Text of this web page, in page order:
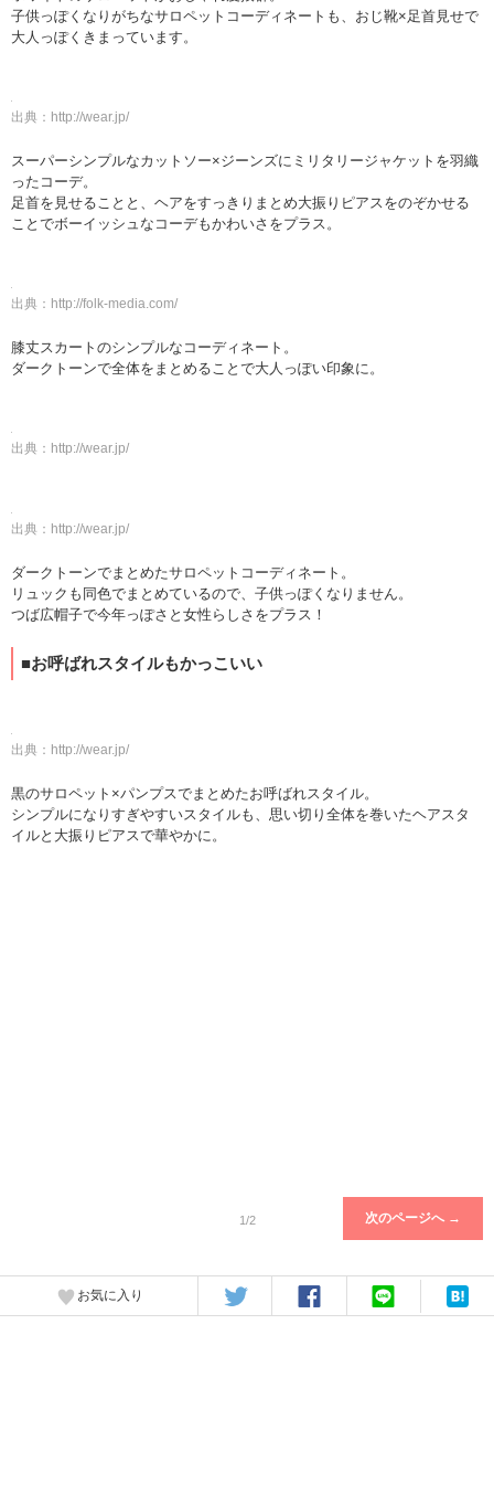
子供っぽくなりがちなサロペットコーディネートも、おじ靴×足首見せで
大人っぽくきまっています。
出典： http://wear.jp/
スーパーシンプルなカットソー×ジーンズにミリタリージャケットを羽織
ったコーデ。
足首を見せることと、ヘアをすっきりまとめ大振りピアスをのぞかせる
ことでボーイッシュなコーデもかわいさをプラス。
出典： http://folk-media.com/
膝丈スカートのシンプルなコーディネート。
ダークトーンで全体をまとめることで大人っぽい印象に。
出典： http://wear.jp/
出典： http://wear.jp/
ダークトーンでまとめたサロペットコーディネート。
リュックも同色でまとめているので、子供っぽくなりません。
つば広帽子で今年っぽさと女性らしさをプラス！
■お呼ばれスタイルもかっこいい
出典： http://wear.jp/
黒のサロペット×パンプスでまとめたお呼ばれスタイル。
シンプルになりすぎやすいスタイルも、思い切り全体を巻いたヘアスタ
イルと大振りピアスで華やかに。
1/2 次のページへ →
お気に入り